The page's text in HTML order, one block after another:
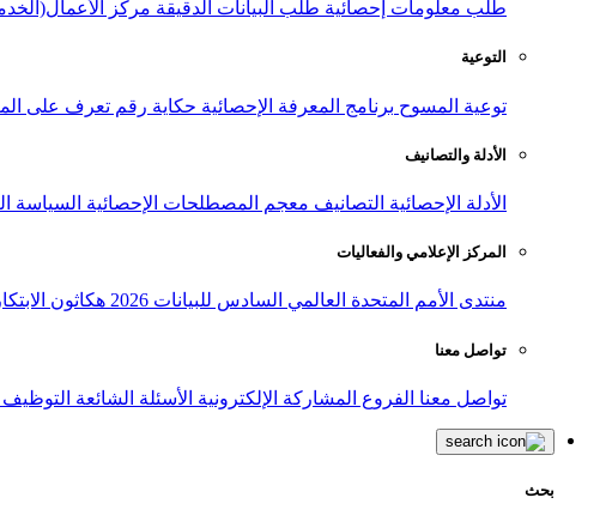
طلب معلومات إحصائية طلب البيانات الدقيقة مركز
التوعية
توعية المسوح برنامج المعرفة الإحصائية حكاية رقم تعرف على
الأدلة والتصانيف
الأدلة الإحصائية التصانيف معجم المصطلحات الإحصائية السياسة
المركز الإعلامي والفعاليات
منتدى الأمم المتحدة العالمي السادس للبيانات 2026 هكاثون
تواصل معنا
تواصل معنا الفروع المشاركة الإلكترونية الأسئلة الشائعة التوظيف
بحث